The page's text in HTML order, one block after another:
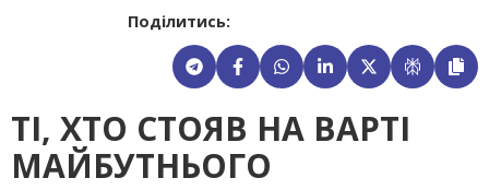
Поділитись:
ТІ, ХТО СТОЯВ НА ВАРТІ
МАЙБУТНЬОГО